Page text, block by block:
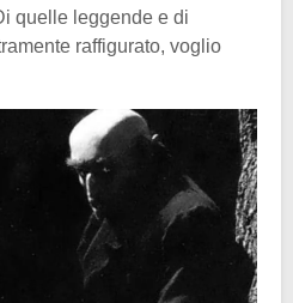
quelle leggende e di
raffigurato, voglio